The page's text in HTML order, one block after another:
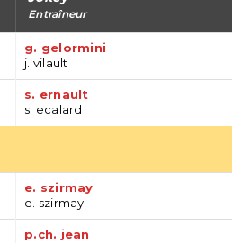
Entraîneur
g. gelormini
j. vilault
s. ernault
s. ecalard
e. szirmay
e. szirmay
p.ch. jean